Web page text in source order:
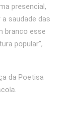
presencial,
saudade das
branco esse
popular”,
da Poetisa